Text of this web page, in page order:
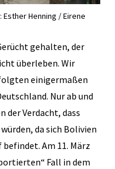
Henning / Eirene
gehalten, der
überleben. Wir
einigermaßen
Nur ab und
der Verdacht, dass
da sich Bolivien
befindet. Am 11. März
Fall in dem